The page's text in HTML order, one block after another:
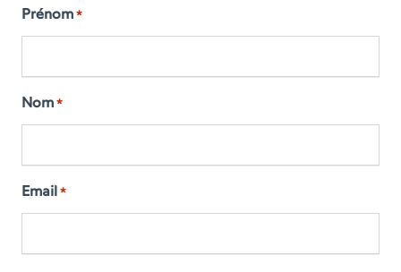
Prénom *
Nom *
Email *